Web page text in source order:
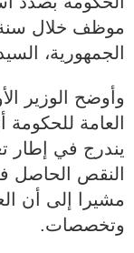
الجمهورية،
وأوضح الوزير
العامة للحكومة
يندرج في إطار
النقص الحاصل
مشيرا إلى أن
وتخصصات.